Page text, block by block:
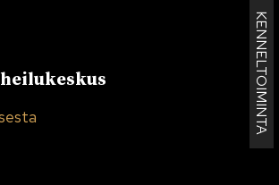
KENNELTOIMINTA